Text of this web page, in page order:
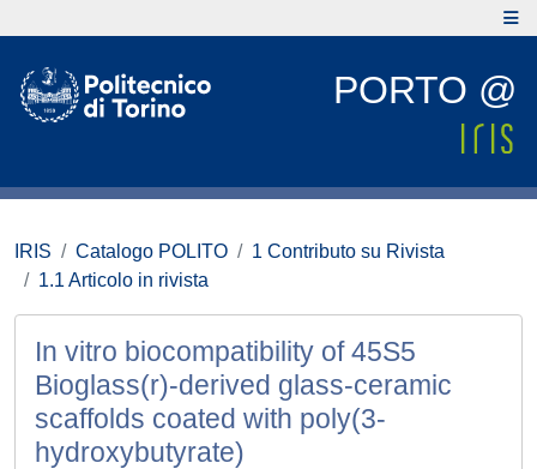
PORTO @
IRIS Catalogo POLITO
1 Contributo su Rivista
1.1 Articolo in rivista
In vitro biocompatibility of 45S5
Bioglass(r)-derived glass-ceramic
scaffolds coated with poly(3-
hydroxybutyrate)